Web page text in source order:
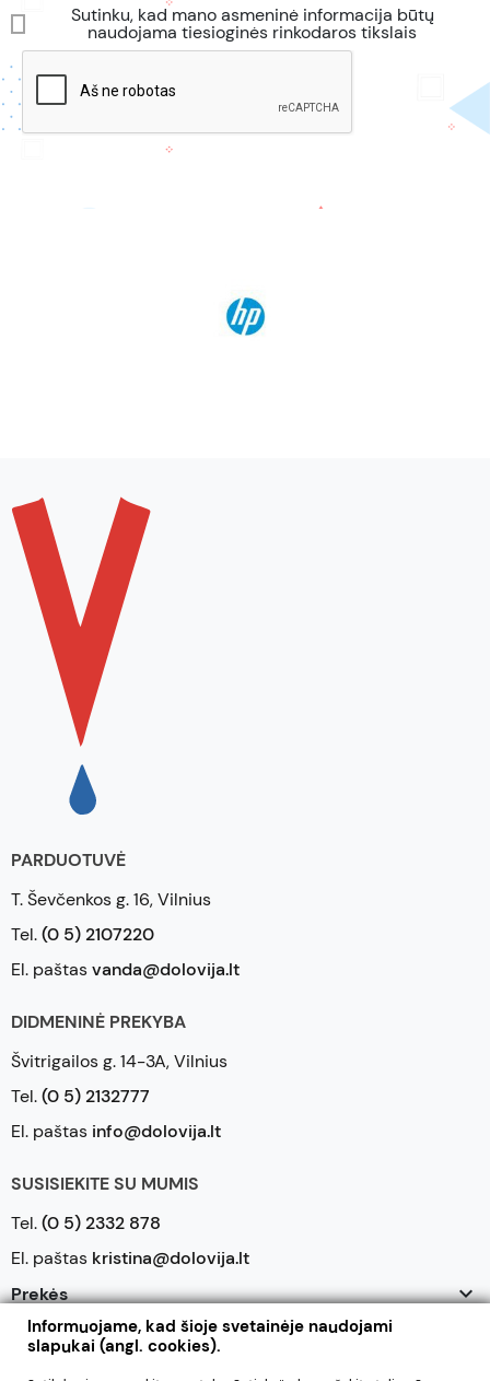
Sutinku, kad mano asmeninė informacija būtų
naudojama tiesioginės rinkodaros tikslais
PARDUOTUVĖ
T. Ševčenkos g. 16, Vilnius
Tel.(0 5) 2107220
El. paštasvanda@dolovija.lt
DIDMENINĖ PREKYBA
Švitrigailos g. 14-3A, Vilnius
Tel.(0 5) 2132777
El. paštas info@dolovija.lt
SUSISIEKITE SU MUMIS
Tel.(0 5) 2332 878
El. paštas kristina@dolovija.lt
Prekės

Mūsų įmonė
Informuojame, kad šioje svetainėje naudojami
slapukai (angl. cookies).